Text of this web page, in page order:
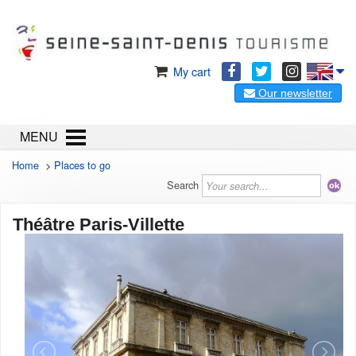
My cart
Our newsletter
MENU
Home > Places to go
Search
Théâtre Paris-Villette